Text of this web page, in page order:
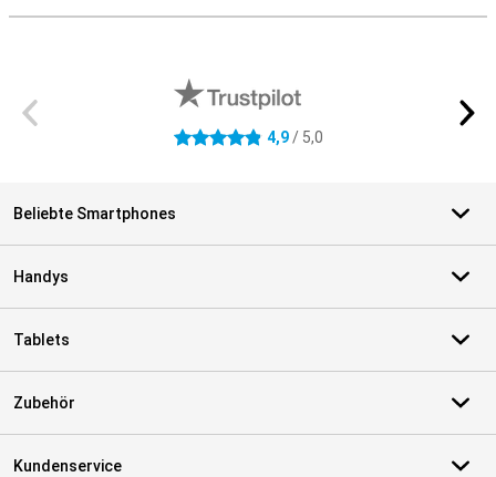
4.9 Sterne 4,9/ 5,0
Beliebte Smartphones
Handys
Tablets
Zubehör
Kundenservice